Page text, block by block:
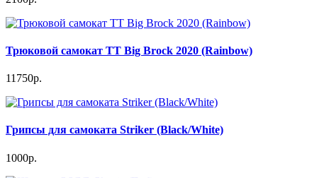
Трюковой самокат TT Big Brock 2020 (Rainbow)
11750р.
Грипсы для самоката Striker (Black/White)
1000р.